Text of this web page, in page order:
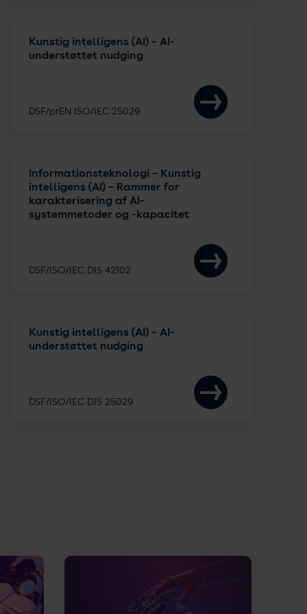
Kunstig intelligens (AI) – AI-
understøttet nudging
DSF/prEN ISO/IEC 25029
Informationsteknologi – Kunstig
intelligens (AI) – Rammer for
karakterisering af AI-
systemmetoder og -kapacitet
DSF/ISO/IEC DIS 42102
Kunstig intelligens (AI) – AI-
understøttet nudging
DSF/ISO/IEC DIS 25029